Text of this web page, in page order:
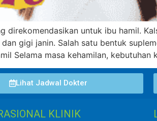
direkomendasikan untuk ibu hamil.
gigi janin. Salah satu bentuk
Selama masa kehamilan, kebutuhan
Lihat Jadwal Dokter
KLINIK